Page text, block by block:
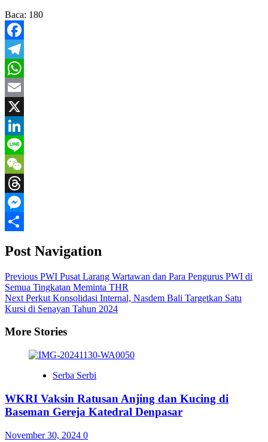
Baca: 180
Facebook
Telegram
WhatsApp
Email
X
LinkedIn
Line
WeChat
Threads
Messenger
Post Navigation
Previous PWI Pusat Larang Wartawan dan Para Pengurus PWI di
Semua Tingkatan Meminta THR
Next Perkut Konsolidasi Internal, Nasdem Bali Targetkan Satu
Kursi di Senayan Tahun 2024
More Stories
Serba Serbi
WKRI Vaksin Ratusan Anjing dan Kucing di
Baseman Gereja Katedral Denpasar
November 30, 2024 0